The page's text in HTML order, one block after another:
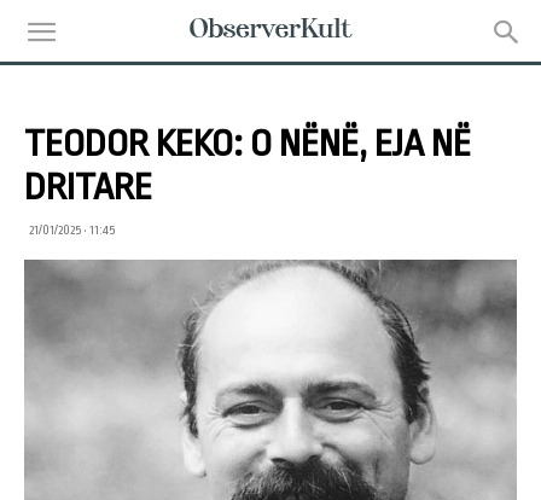
TEODOR KEKO: O NËNË, EJA NË
DRITARE
21/01/2025 • 11:45